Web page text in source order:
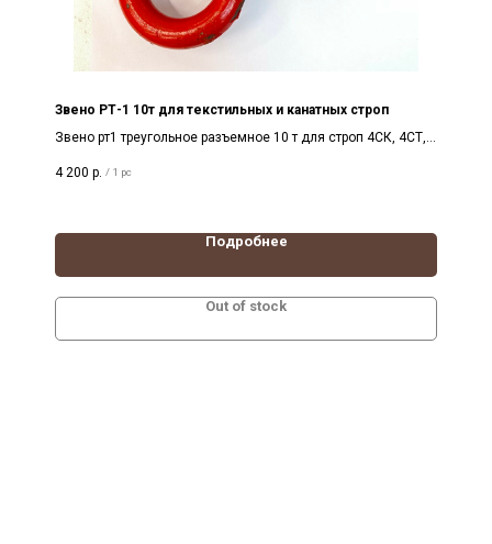
Звено РТ-1 10т для текстильных и канатных строп
Звено рт1 треугольное разъемное 10 т для строп 4СК, 4СТ,
4 200 р. / 1 pc
Подробнее
Out of stock